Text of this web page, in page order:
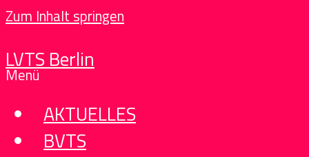
Zum Inhalt springen
LVTS Berlin
Menü
AKTUELLES
BVTS